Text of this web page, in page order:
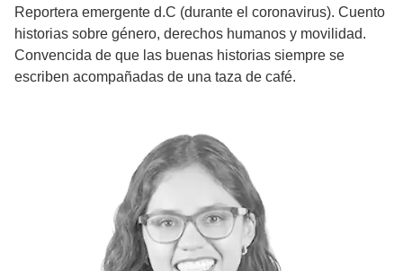
Reportera emergente d.C (durante el coronavirus). Cuento
historias sobre género, derechos humanos y movilidad.
Convencida de que las buenas historias siempre se
escriben acompañadas de una taza de café.